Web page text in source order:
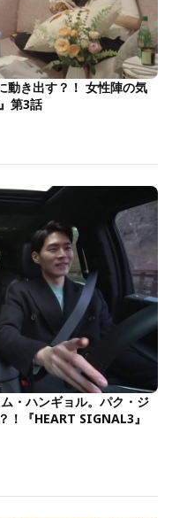
動き出す？！ 女性陣の気
第3話
・ハンギョル。パク・ジ
『HEART SIGNAL3』